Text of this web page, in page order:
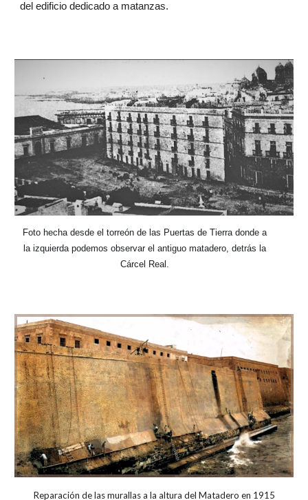
del edificio dedicado a matanzas.
Foto hecha desde el torreón de las Puertas de Tierra donde a
la izquierda podemos observar el antiguo matadero, detrás la
Cárcel Real.
Reparación de las murallas a la altura del Matadero en 1915